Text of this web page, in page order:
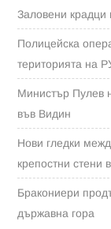
Заловени крадци
Полицейска
територията на
Министър Пулев
във Видин
Нови гледки
крепостни стени
Бракониери
държавна гора